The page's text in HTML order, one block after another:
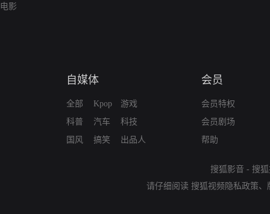
电影
自媒体
全部
科普
国风
Kpop
汽车
搞笑
游戏
科技
出品人
会员
会员特权
会员剧场
帮助
搜狐影音 - 搜
请仔细阅读 搜狐视频隐私政策、